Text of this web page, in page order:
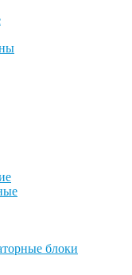
блоки